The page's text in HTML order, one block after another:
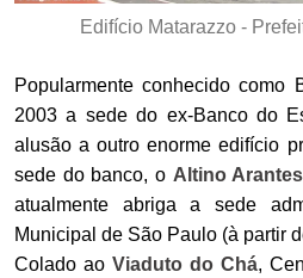
Edifício Matarazzo -
Popularmente conhecido como
2003 a sede do ex-Banco do
alusão a outro enorme edifício
sede do banco, o Altino Arantes
atualmente abriga a sede
Municipal de São Paulo (à partir
Colado ao Viaduto do Chá,